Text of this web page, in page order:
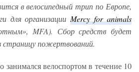
в велосипедный трип по Европе,
для организации Mercyfor animals
MFA). Сбор средств будет
страницу пожертвований.
занимался велоспортом в течение 10